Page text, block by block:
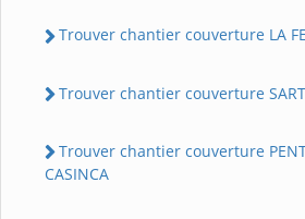
Trouver chantier couverture LA
Trouver chantier couverture
Trouver chantier couverture
CASINCA